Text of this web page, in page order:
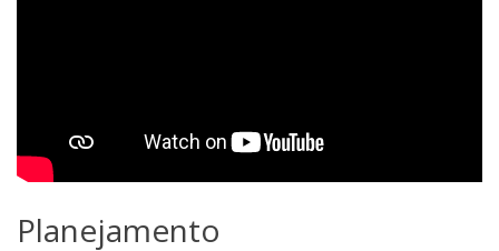
Planejamento